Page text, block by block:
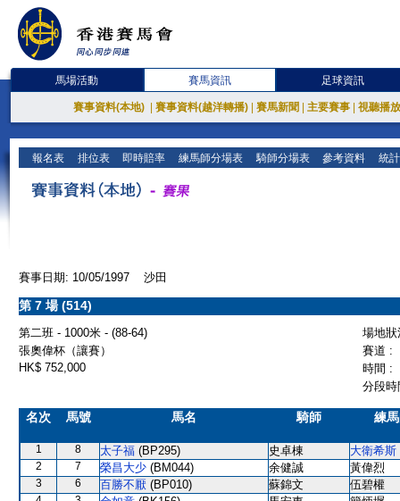
馬場活動 賽馬資訊 足球資訊
賽事資料(本地) 賽事資料(越洋轉播) 賽馬新聞 主要賽事 視聽播
報名表 排位表 即時賠率 練馬師分場表 騎師分場表 參考資料 統
賽事日期: 10/05/1997 沙田
第 7 場 (514)
第二班 - 1000米 - (88-64)
場地
張奧偉杯（讓賽）
賽道 :
HK$ 752,000
時間 :
分段
名次 馬號 馬名 騎師 練
1 8 太子福 (BP295) 史卓棟 大衛希斯
2 7 榮昌大少 (BM044) 余健誠 黃偉烈
3 6 百勝不厭 (BP010) 蘇錦文 伍碧權